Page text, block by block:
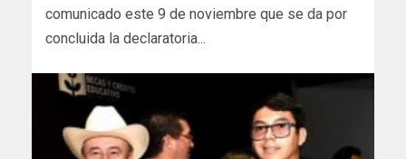
comunicado este 9 de noviembre que se da por
concluida la declaratoria...